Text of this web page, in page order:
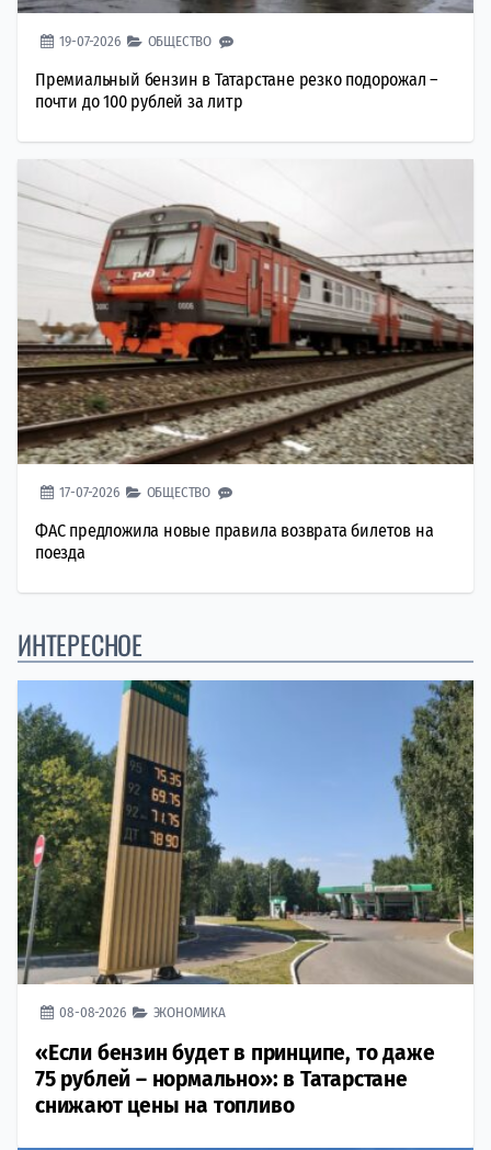
19-07-2026 ОБЩЕСТВО
Премиальный бензин в Татарстане резко подорожал –
почти до 100 рублей за литр
17-07-2026 ОБЩЕСТВО
ФАС предложила новые правила возврата билетов на
поезда
ИНТЕРЕСНОЕ
08-08-2026 ЭКОНОМИКА
«Если бензин будет в принципе, то даже
75 рублей – нормально»: в Татарстане
снижают цены на топливо